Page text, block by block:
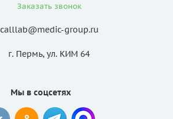
Заказать звонок
calllab@medic-group.ru
г. Пермь, ул. КИМ 64
Мы в соцсетях